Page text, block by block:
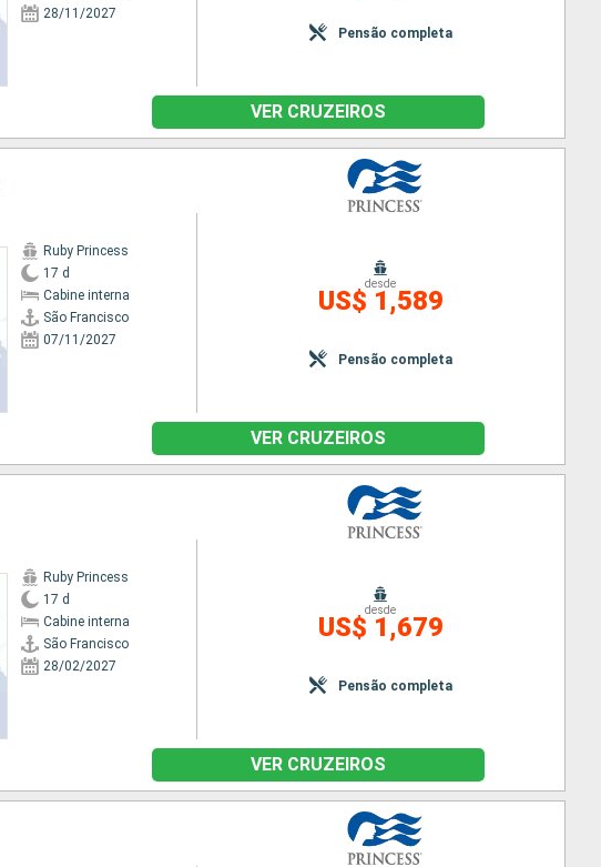
28/11/2027
Pensão completa
VER CRUZEIROS
Ruby Princess
17 d
Cabine interna
São Francisco
07/11/2027
desde
US$ 1,589
Pensão completa
VER CRUZEIROS
Ruby Princess
17 d
Cabine interna
São Francisco
28/02/2027
desde
US$ 1,679
Pensão completa
VER CRUZEIROS